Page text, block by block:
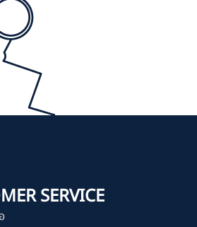
SERVICE